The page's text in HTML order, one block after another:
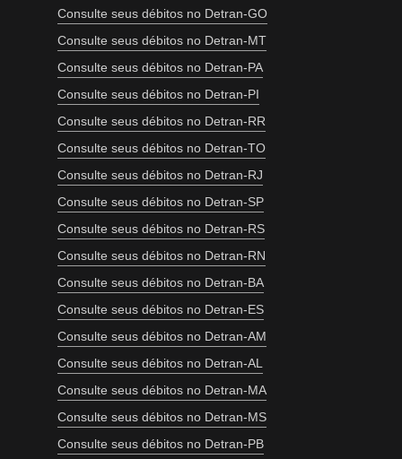
Consulte seus débitos no Detran-GO
Consulte seus débitos no Detran-MT
Consulte seus débitos no Detran-PA
Consulte seus débitos no Detran-PI
Consulte seus débitos no Detran-RR
Consulte seus débitos no Detran-TO
Consulte seus débitos no Detran-RJ
Consulte seus débitos no Detran-SP
Consulte seus débitos no Detran-RS
Consulte seus débitos no Detran-RN
Consulte seus débitos no Detran-BA
Consulte seus débitos no Detran-ES
Consulte seus débitos no Detran-AM
Consulte seus débitos no Detran-AL
Consulte seus débitos no Detran-MA
Consulte seus débitos no Detran-MS
Consulte seus débitos no Detran-PB